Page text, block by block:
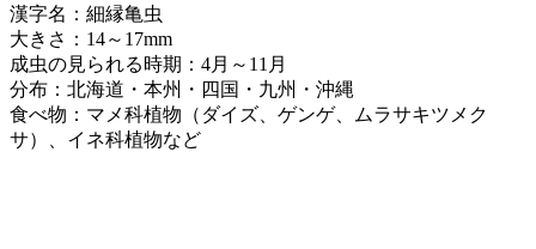
漢字名：細縁亀虫
大きさ：14～17mm
成虫の見られる時期：4月～11月
分布：北海道・本州・四国・九州・沖縄
食べ物：マメ科植物（ダイズ、ゲンゲ、ムラサキツメク
サ）、イネ科植物など